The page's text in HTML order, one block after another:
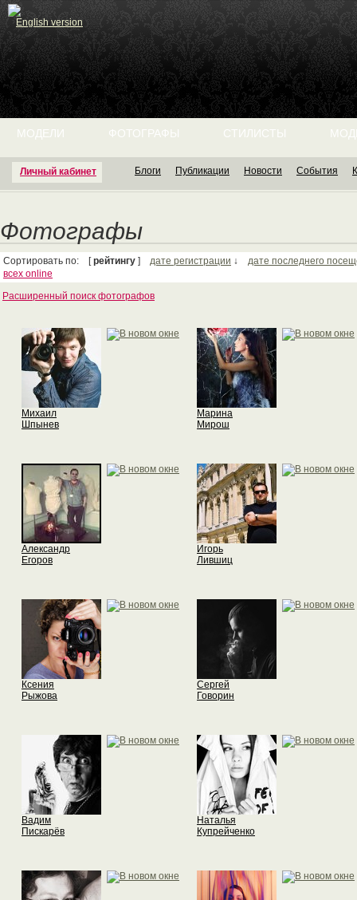
English version
Личный кабинет
МОДЕЛИ ФОТОГРАФЫ СТИЛИСТЫ
Блоги Публикации Новости События
Фотографы
Сортировать по: [рейтингу ] дате регистрации ↓ дате последнего
всех online
Расширенный поиск фотографов
Михаил
Шпынев
Марина
Мирош
Александр
Егоров
Игорь
Лившиц
Ксения
Рыжова
Сергей
Говорин
Вадим
Пискарёв
Наталья
Купрейченко